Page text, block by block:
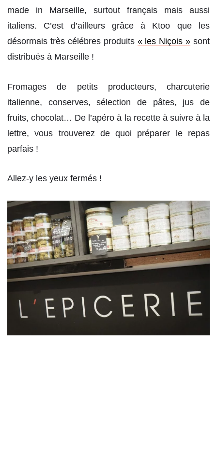
made in Marseille, surtout français mais aussi
italiens. C’est d’ailleurs grâce à Ktoo que les
désormais très célébres produits « les Niçois » sont
distribués à Marseille !
Fromages de petits producteurs, charcuterie
italienne, conserves, sélection de pâtes, jus de
fruits, chocolat… De l’apéro à la recette à suivre à la
lettre, vous trouverez de quoi préparer le repas
parfais !
Allez-y les yeux fermés !